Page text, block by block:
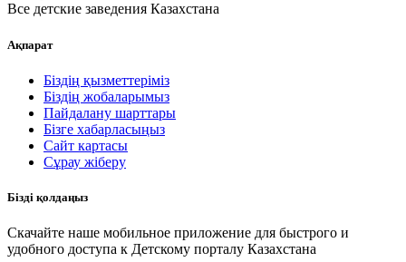
Все детские заведения Казахстана
Ақпарат
Біздің қызметтеріміз
Біздің жобаларымыз
Пайдалану шарттары
Бізге хабарласыңыз
Сайт картасы
Сұрау жіберу
Бізді қолдаңыз
Скачайте наше мобильное приложение для быстрого и
удобного доступа к Детскому порталу Казахстана